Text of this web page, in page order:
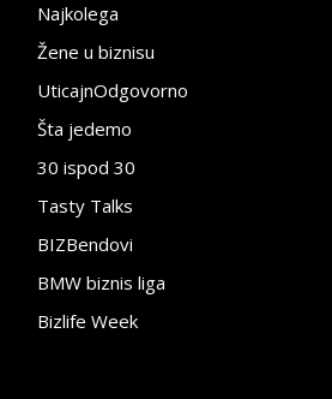
Najkolega
Žene u biznisu
UticajnOdgovorno
Šta jedemo
30 ispod 30
Tasty Talks
BIZBendovi
BMW biznis liga
Bizlife Week